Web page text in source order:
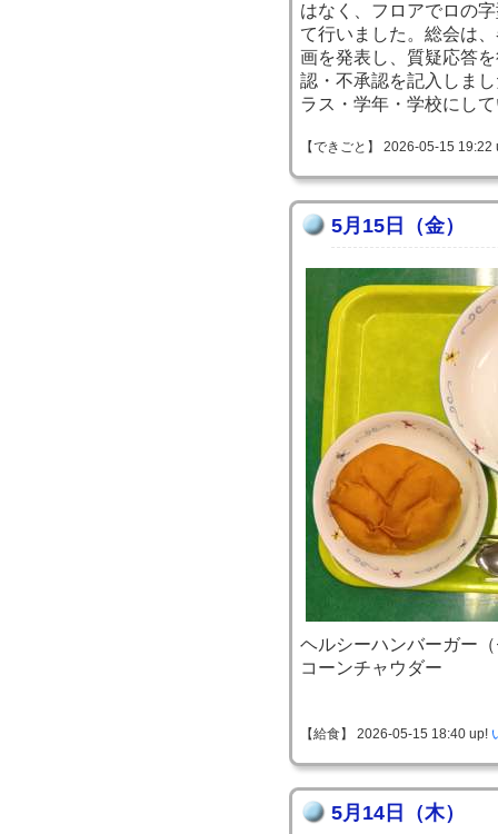
はなく、フロアでロの
て行いました。総会は
画を発表し、質疑応答
認・不承認を記入しま
ラス・学年・学校にし
【できごと】 2026-05-15
5月15日（金）
ヘルシーハンバーガー
コーンチャウダー
【給食】 2026-05-15 18:40 up!
5月14日（木）